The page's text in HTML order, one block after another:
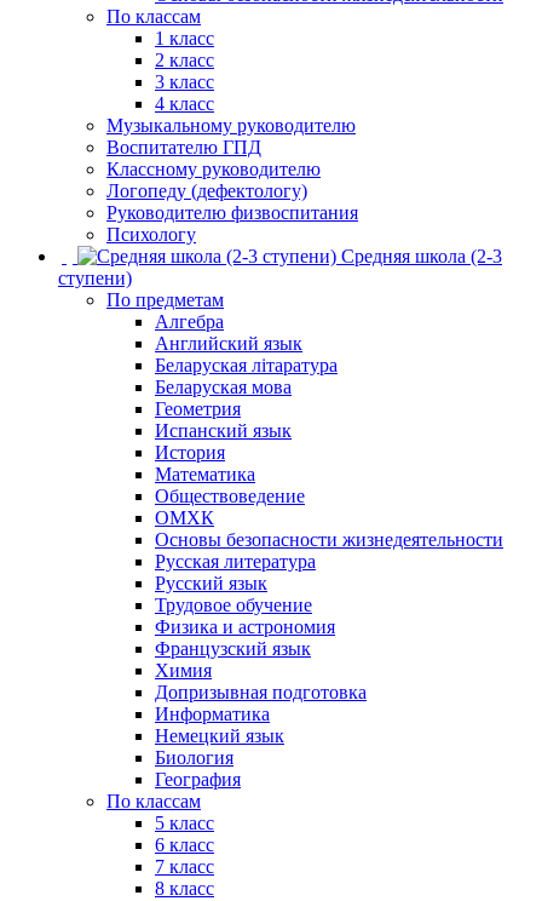
По классам
1 класс
2 класс
3 класс
4 класс
Музыкальному руководителю
Воспитателю ГПД
Классному руководителю
Логопеду (дефектологу)
Руководителю физвоспитания
Психологу
Средняя школа (2-3
ступени)
По предметам
Алгебра
Английский язык
Беларуская літаратура
Беларуская мова
Геометрия
Испанский язык
История
Математика
Обществоведение
ОМХК
Основы безопасности жизнедеятельности
Русская литература
Русский язык
Трудовое обучение
Физика и астрономия
Французский язык
Химия
Допризывная подготовка
Информатика
Немецкий язык
Биология
География
По классам
5 класс
6 класс
7 класс
8 класс